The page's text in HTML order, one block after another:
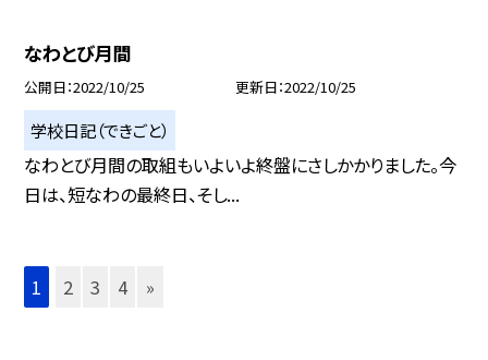
なわとび月間
公開日 2022/10/25 更新日 2022/10/25
学校日記（できごと）
なわとび月間の取組もいよいよ終盤にさしかかりました。今
日は、短なわの最終日、そし...
1 2 3 4 »